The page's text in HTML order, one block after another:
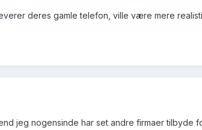
deres gamle telefon, ville være mere
jeg nogensinde har set andre firmaer